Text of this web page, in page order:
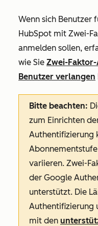
Wenn sich Benutzer
HubSpot mit Zwei-
anmelden sollen,
wie Sie Zwei-
Benutzer verlangen
Bitte beachten:
zum Einrichten
Authentifizierung
variieren. Zwei-
der Google
unterstützt. Die
Authentifizierung
mit den